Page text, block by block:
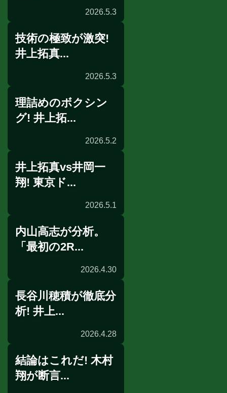
一夜明け会見
2026.5.3
リングサイドの目
技術の極致が激突!
井上拓真...
2026.5.3
試合後談話
理詰めのボクシン
グ! 井上拓...
2026.5.2
前日計量
井上拓真vs井岡一
翔! 東京ド...
2026.5.1
展開予想
内山高志が分析。
「最初の2R...
2026.4.30
展開予想
長谷川穂積が徹底分
析! 井上...
2026.4.28
結論はこれだ! 木村
翔が断言...